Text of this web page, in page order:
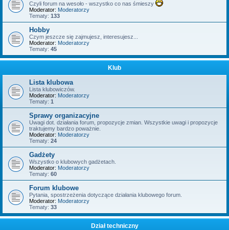
Czyli forum na wesoło - wszystko co nas śmieszy
Moderator: Moderatorzy
Tematy: 133
Hobby
Czym jeszcze się zajmujesz, interesujesz...
Moderator: Moderatorzy
Tematy: 45
Klub
Lista klubowa
Lista klubowiczów.
Moderator: Moderatorzy
Tematy: 1
Sprawy organizacyjne
Uwagi dot. działania forum, propozycje zmian. Wszystkie uwagi i propozycje
traktujemy bardzo poważnie.
Moderator: Moderatorzy
Tematy: 24
Gadżety
Wszystko o klubowych gadżetach.
Moderator: Moderatorzy
Tematy: 60
Forum klubowe
Pytania, spostrzeżenia dotyczące działania klubowego forum.
Moderator: Moderatorzy
Tematy: 33
Dział techniczny